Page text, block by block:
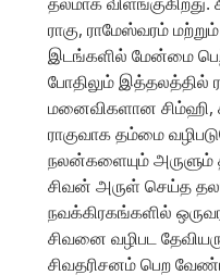
ராகு, ராமேஸ்வரம்
இடங்களில் மேன்மை
போதிலும் இத்தலத்தில்
மனைவிகளான சிம்ஹி,
ராகுவாக தம்மை
நலன்களையும் அருளும்
சிவன் அருள் செய்த
நவக்கிரகங்களில்
சிவனை வழிபட
சிவதரிசனம் பெற